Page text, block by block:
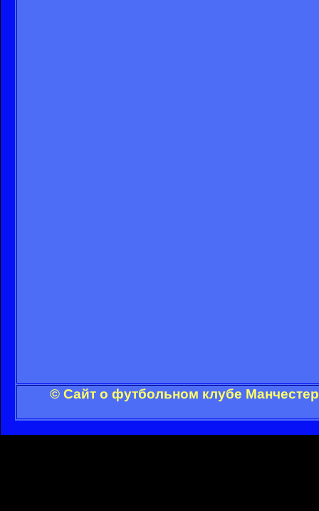
© Сайт о футбольном клубе